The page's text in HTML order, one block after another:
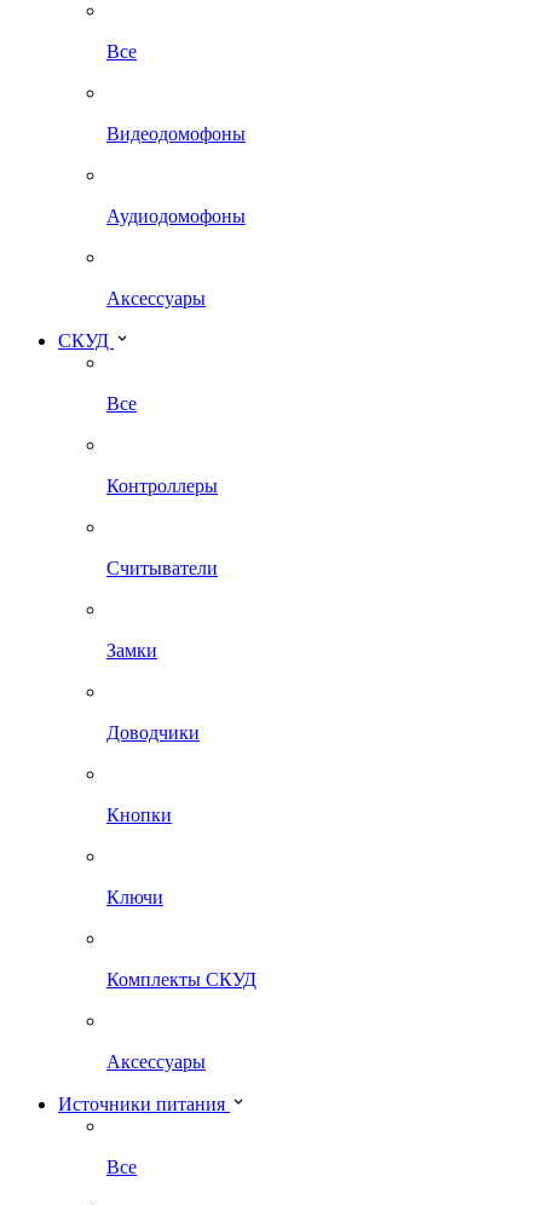
Все
Видеодомофоны
Аудиодомофоны
Аксессуары
СКУД
Все
Контроллеры
Считыватели
Замки
Доводчики
Кнопки
Ключи
Комплекты СКУД
Аксессуары
Источники питания
Все